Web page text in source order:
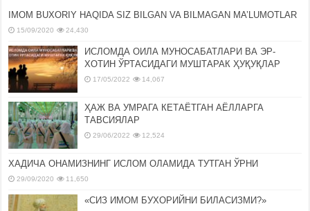
IMOM BUXORIY HAQIDA SIZ BILGAN VA BILMAGAN MA’LUMOTLAR
15/09/2020 24,430
ИСЛОМДА ОИЛА МУНОСАБАТЛАРИ ВА ЭР-
ХОТИН ЎРТАСИДАГИ МУШТАРАК ҲУҚУҚЛАР
17/05/2022 14,067
ҲАЖ ВА УМРАГА КЕТАЁТГАН АЁЛЛАРГА
ТАВСИЯЛАР
29/06/2022 12,524
ХАДИЧА ОНАМИЗНИНГ ИСЛОМ ОЛАМИДА ТУТГАН ЎРНИ
29/09/2020 11,650
«СИЗ ИМОМ БУХОРИЙНИ БИЛАСИЗМИ?»